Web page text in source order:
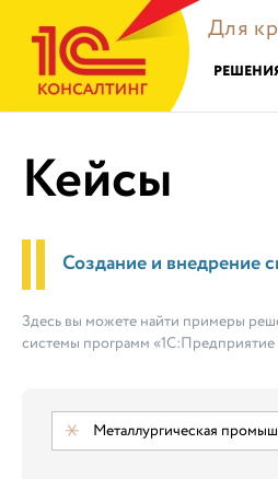
Для
Кейсы
Создание и внедрение
Здесь вы можете найти примеры
системы программ «1С:Предприятие
Металлургическая